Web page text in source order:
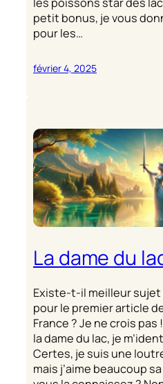
petit bonus, je vous
pour les…
février 4, 2025
La dame du
Existe-t-il meilleur sujet
pour le premier article
France ? Je ne crois pas
la dame du lac, je
Certes, je suis une
mais j’aime beaucoup